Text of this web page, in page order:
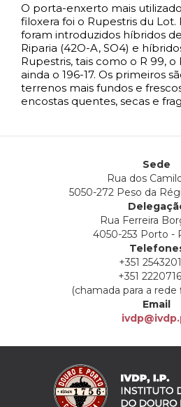
O porta-enxerto mais
filoxera foi o Rupestris du
foram introduzidos híbridos
Riparia (42O-A, SO4) e
Rupestris, tais como o R 99, o
ainda o 196-17. Os primeiros
terrenos mais fundos e
encostas quentes, secas e
Sede
Rua dos
5050-272 Peso da
Rua Ferreira
4050-253 Porto -
+351
+351
(chamada para a rede
Email